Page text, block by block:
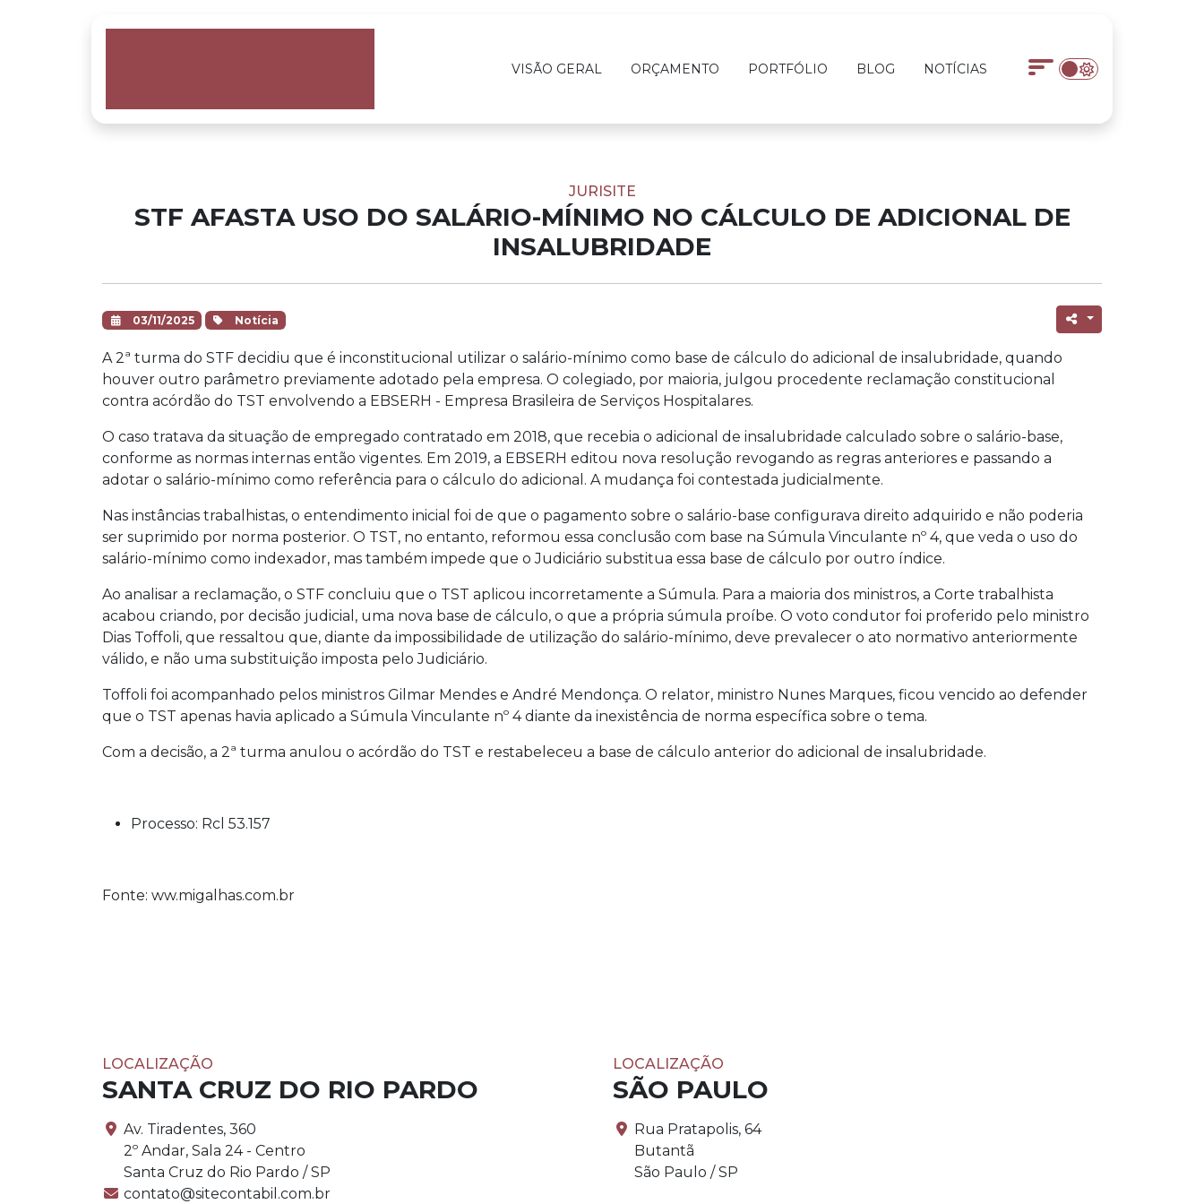
VISÃO GERAL ORÇAMENTO PORTFÓLIO BLOG NOTÍCIAS
JURISITE
STF AFASTA USO DO SALÁRIO-MÍNIMO NO CÁLCULO DE ADICIONAL DE
INSALUBRIDADE
03/11/2025 Notícia
A 2ª turma do STF decidiu que é inconstitucional utilizar o salário-mínimo como base de cálculo do adicional de insalubridade, quando
houver outro parâmetro previamente adotado pela empresa. O colegiado, por maioria, julgou procedente reclamação constitucional
contra acórdão do TST envolvendo a EBSERH - Empresa Brasileira de Serviços Hospitalares.
O caso tratava da situação de empregado contratado em 2018, que recebia o adicional de insalubridade calculado sobre o salário-base,
conforme as normas internas então vigentes. Em 2019, a EBSERH editou nova resolução revogando as regras anteriores e passando a
adotar o salário-mínimo como referência para o cálculo do adicional. A mudança foi contestada judicialmente.
Nas instâncias trabalhistas, o entendimento inicial foi de que o pagamento sobre o salário-base configurava direito adquirido e não poderia
ser suprimido por norma posterior. O TST, no entanto, reformou essa conclusão com base na Súmula Vinculante nº 4, que veda o uso do
salário-mínimo como indexador, mas também impede que o Judiciário substitua essa base de cálculo por outro índice.
Ao analisar a reclamação, o STF concluiu que o TST aplicou incorretamente a Súmula. Para a maioria dos ministros, a Corte trabalhista
acabou criando, por decisão judicial, uma nova base de cálculo, o que a própria súmula proíbe. O voto condutor foi proferido pelo ministro
Dias Toffoli, que ressaltou que, diante da impossibilidade de utilização do salário-mínimo, deve prevalecer o ato normativo anteriormente
válido, e não uma substituição imposta pelo Judiciário.
Toffoli foi acompanhado pelos ministros Gilmar Mendes e André Mendonça. O relator, ministro Nunes Marques, ficou vencido ao defender
que o TST apenas havia aplicado a Súmula Vinculante nº 4 diante da inexistência de norma específica sobre o tema.
Com a decisão, a 2ª turma anulou o acórdão do TST e restabeleceu a base de cálculo anterior do adicional de insalubridade.
Processo: Rcl 53.157
Fonte: ww.migalhas.com.br
LOCALIZAÇÃO
SANTA CRUZ DO RIO PARDO
Av. Tiradentes, 360
2º Andar, Sala 24 - Centro
Santa Cruz do Rio Pardo / SP
contato@sitecontabil.com.br
LOCALIZAÇÃO
SÃO PAULO
Rua Pratapolis, 64
Butantã
São Paulo / SP